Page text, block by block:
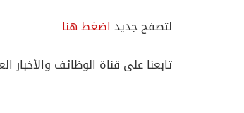
لتصفح جديد اضغط هنا
تابعنا على قناة الوظائف والأخبار